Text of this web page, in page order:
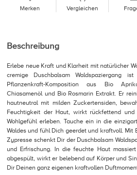
Merken Vergleichen
Beschreibung
Erlebe neue Kraft und Klarheit mit natürlicher
cremige Duschbalsam Waldspaziergang
Pflanzenkraft-Komposition aus Bio
Chiasamenöl und Bio Rosmarin Extrakt. Er
hautneutral mit milden Zuckertensiden,
Feuchtigkeit der Haut, wirkt rückfettend
Wohlgefühl erleben. Tauche ein in die
Waldes und fühl Dich geerdet und kraftvoll. Mit
Zypresse schenkt Dir der Duschbalsam
und Erfrischung. In die feuchte Haut
abgespült, wirkt er belebend auf Körper und
Dir Deinen ganz eigenen kraftvollen